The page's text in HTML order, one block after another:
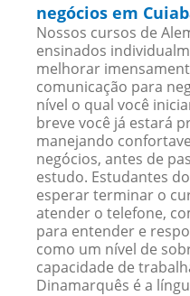
negócios em
Nossos cursos de
ensinados
melhorar
comunicação para
nível o qual você
breve você já estará
manejando
negócios, antes de
estudo. Estudantes
esperar terminar o
atender o telefone,
para entender e
como um nível de
capacidade de
Dinamarquês é a